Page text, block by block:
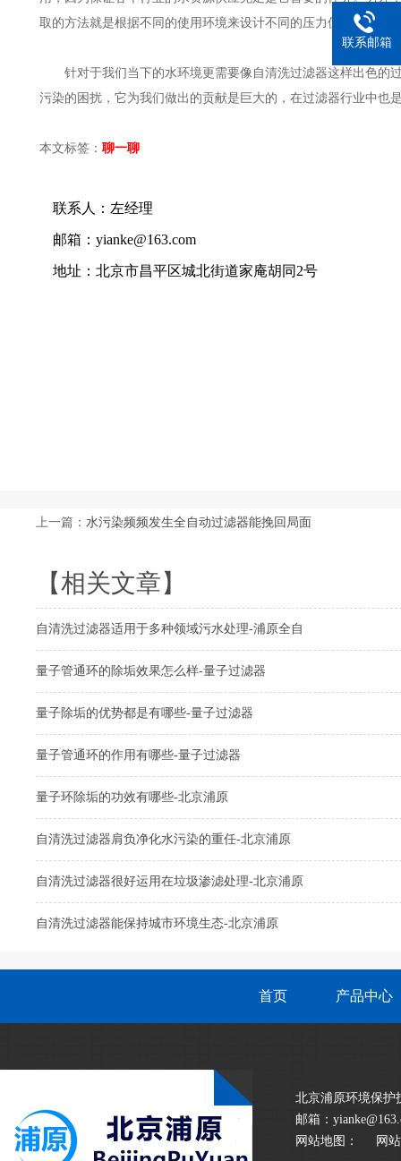
取的方法就是根据不同的使用环境来设计不同的压力值和过滤精
针对于我们当下的水环境更需要像自清洗过滤器这样出色的
污染的困扰，它为我们做出的贡献是巨大的，在过滤器行业中也
本文标签： 聊一聊
联系人：左经理
邮箱：yianke@163.com
地址：北京市昌平区城北街道家庵胡同2号
上一篇： 水污染频频发生全自动过滤器能挽回局面
【相关文章】
自清洗过滤器适用于多种领域污水处理-浦原全自
量子管通环的除垢效果怎么样-量子过滤器
量子除垢的优势都是有哪些-量子过滤器
量子管通环的作用有哪些-量子过滤器
量子环除垢的功效有哪些-北京浦原
自清洗过滤器肩负净化水污染的重任-北京浦原
自清洗过滤器很好运用在垃圾渗滤处理-北京浦原
自清洗过滤器能保持城市环境生态-北京浦原
首页 产品中心
北京浦原环境保护
邮箱：
网站地图：
网
联系邮箱